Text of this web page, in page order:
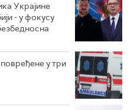
Украјине
- у фокусу
у три